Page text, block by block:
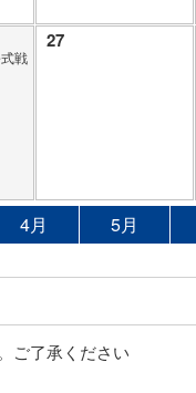
戦
27
4月 5月
ご了承ください